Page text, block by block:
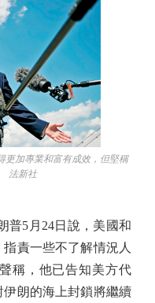
更加專業和富有成效，但堅稱
法新社
5月24日說，美國和
責一些不了解情況人
稱，他已告知美方代
朗的海上封鎖將繼續